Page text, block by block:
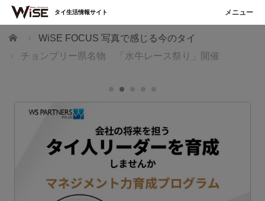
ホーム
WiSE FOCUS 写真で感じる今のタイ
チョンブリー県名物 「水牛レース祭り」開催
タイ生活情報サイト